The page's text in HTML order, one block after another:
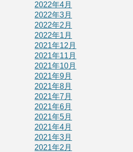
2022年4月
2022年3月
2022年2月
2022年1月
2021年12月
2021年11月
2021年10月
2021年9月
2021年8月
2021年7月
2021年6月
2021年5月
2021年4月
2021年3月
2021年2月